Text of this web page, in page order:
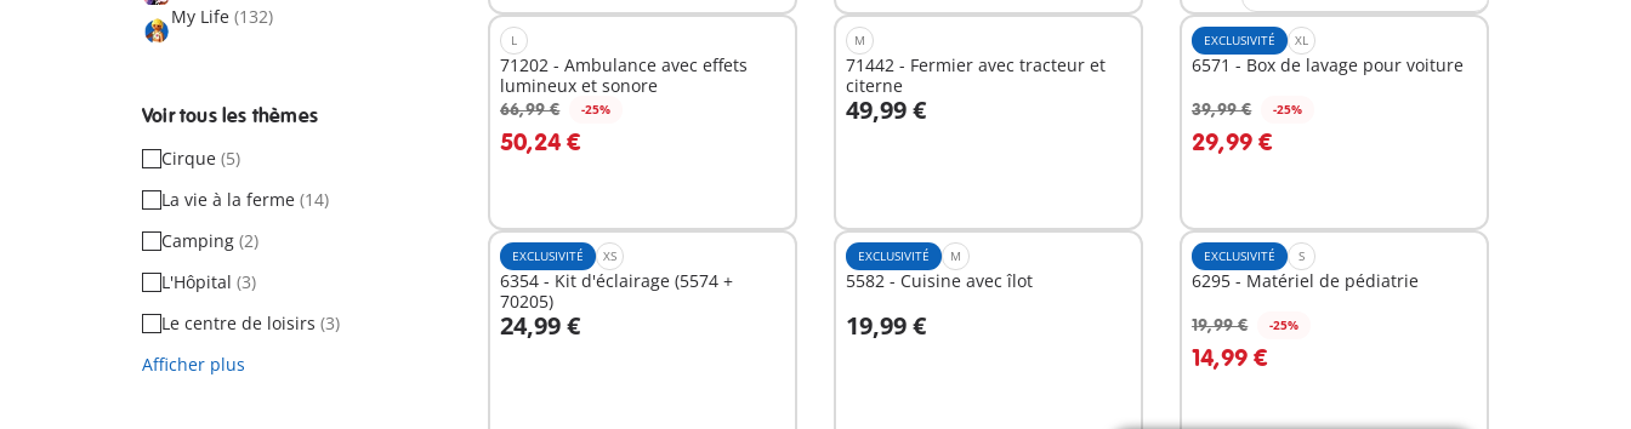
My Life (132)
Voir tous les thèmes
Cirque (5)
La vie à la ferme (14)
Camping (2)
L'Hôpital (3)
Le centre de loisirs (3)
Afficher plus
L
71202 - Ambulance avec effets
lumineux et sonore
66,99 € -25%
50,24 €
M
71442 - Fermier avec tracteur et
citerne
49,99 €
Au panier
EXCLUSIVITÉ XL
6571 - Box de lavage pour voiture
39,99 € -25%
29,99 €
EXCLUSIVITÉ XS
6354 - Kit d'éclairage (5574 +
70205)
24,99 €
Au panier
EXCLUSIVITÉ M
5582 - Cuisine avec îlot
19,99 €
Au panier
EXCLUSIVITÉ S
6295 - Matériel de pédiatrie
19,99 € -25%
14,99 €